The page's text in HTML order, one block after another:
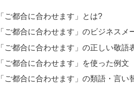
「ご都合に合わせます」とは?
「ご都合に合わせます」のビジネス
「ご都合に合わせます」の正しい敬語
「ご都合に合わせます」を使った例文
「ご都合に合わせます」の類語・言い